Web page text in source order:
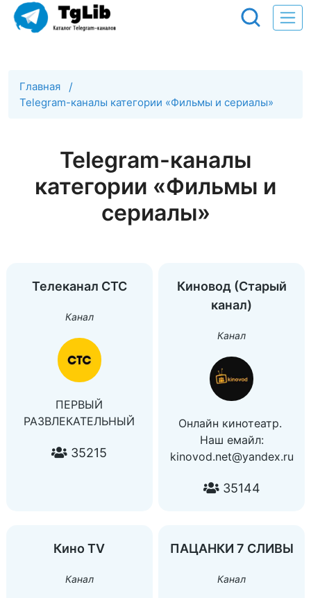
Главная /
Telegram-каналы категории «Фильмы и сериалы»
Telegram-каналы
категории «Фильмы и
сериалы»
Телеканал СТС
Канал
ПЕРВЫЙ
РАЗВЛЕКАТЕЛЬНЫЙ
35215
Киновод (Старый
канал)
Канал
Онлайн кинотеатр.
Наш емайл:
kinovod.net@yandex.ru
35144
Кино TV
Канал
ПАЦАНКИ 7 СЛИВЫ
Канал